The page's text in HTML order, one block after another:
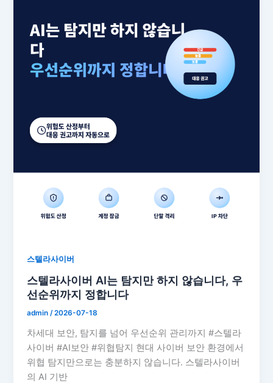
스텔라사이버
스텔라사이버 AI는 탐지만 하지 않습니다, 우
선순위까지 정합니다
admin /2026-07-18
차세대 보안, 탐지를 넘어 우선순위 관리까지 #스텔라
사이버 #AI보안 #위협탐지 현대 사이버 보안 환경에서
위협 탐지만으로는 충분하지 않습니다. 스텔라사이버
의 AI 기반